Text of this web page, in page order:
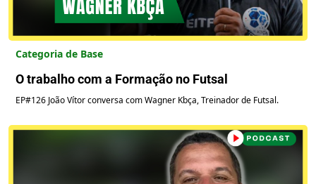
Categoria de Base
O trabalho com a Formação no Futsal
EP#126 João Vítor conversa com Wagner Kbça, Treinador de Futsal.